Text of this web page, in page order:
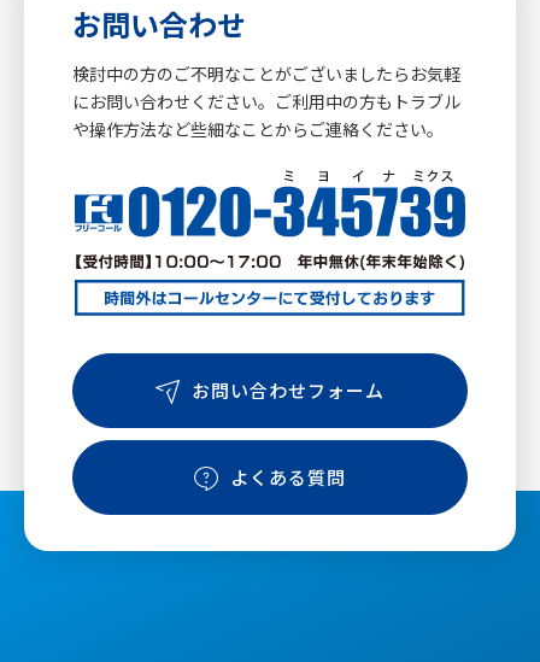
お問い合わせ
検討中の方のご不明なことがございましたらお気軽
にお問い合わせください。ご利用中の方もトラブル
や操作方法など些細なことからご連絡ください。
お問い合わせフォーム
よくある質問